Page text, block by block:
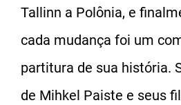
Tallinn a Polônia, e
cada mudança foi um
partitura de sua história.
de Mihkel Paiste e seus